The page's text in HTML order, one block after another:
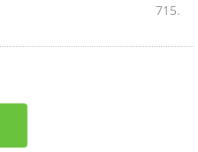
715.